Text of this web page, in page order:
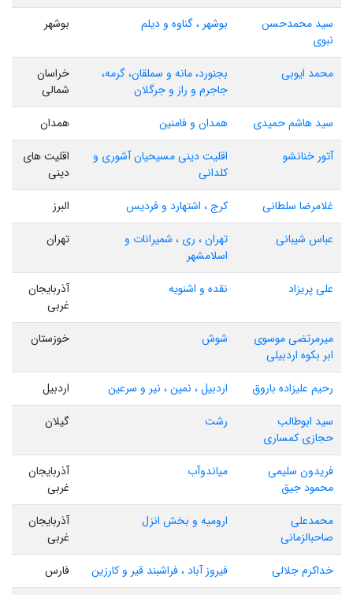
سید محمدحسن
نبوی
بوشهر ، گناوه و دیلم بوشهر
محمد ایوبی
بجنورد، مانه و سملقان، گرمه،
جاجرم و راز و جرگلان
خراسان
شمالی
سید هاشم حمیدی
همدان و فامنین
همدان
آتور خنانشو
اقلیت دینی مسیحیان آشوری و
کلدانی
اقلیت های
دینی
غلامرضا سلطانی
کرج ، اشتهارد و فردیس
البرز
عباس شیبانی
تهران ، ری ، شمیرانات و
اسلامشهر
تهران
علی پریزاد نقده و اشنویه
آذربایجان
غربی
میرمرتضی موسوی
ابر بکوه اردبیلی
شوش خوزستان
رحیم علیزاده باروق اردبیل ، نمین ، نیر و سرعین
اردبیل
سید ابوطالب
حجازی کمساری
رشت گیلان
فریدون سلیمی
محمود جیق
میاندوآب
آذربایجان
غربی
محمدعلی
صاحبالزمانی
ارومیه و بخش انزل
آذربایجان
غربی
خداکرم جلالی
فیروز آباد ، فراشبند قیر و کارزین فارس